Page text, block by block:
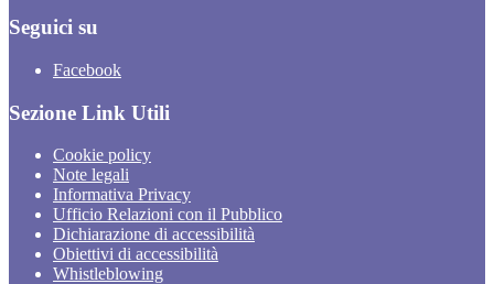
Seguici su
Facebook
Sezione Link Utili
Cookie policy
Note legali
Informativa Privacy
Ufficio Relazioni con il Pubblico
Dichiarazione di accessibilità
Obiettivi di accessibilità
Whistleblowing